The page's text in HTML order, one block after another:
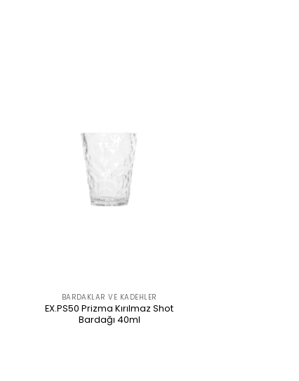
BARDAKLAR VE KADEHLER
EX.PS50 Prizma Kırılmaz Shot
Bardağı 40ml